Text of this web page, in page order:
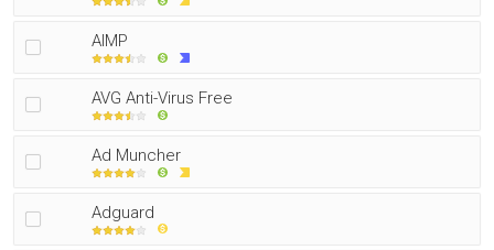
AIMP
AVG Anti-Virus Free
Ad Muncher
Adguard